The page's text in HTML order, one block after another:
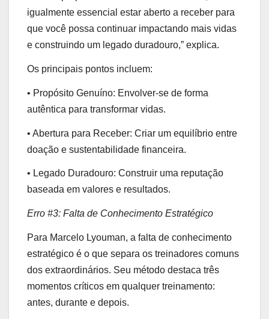
igualmente essencial estar aberto a receber para
que você possa continuar impactando mais vidas
e construindo um legado duradouro,” explica.
Os principais pontos incluem:
• Propósito Genuíno: Envolver-se de forma
autêntica para transformar vidas.
• Abertura para Receber: Criar um equilíbrio entre
doação e sustentabilidade financeira.
• Legado Duradouro: Construir uma reputação
baseada em valores e resultados.
Erro #3: Falta de Conhecimento Estratégico
Para Marcelo Lyouman, a falta de conhecimento
estratégico é o que separa os treinadores comuns
dos extraordinários. Seu método destaca três
momentos críticos em qualquer treinamento:
antes, durante e depois.